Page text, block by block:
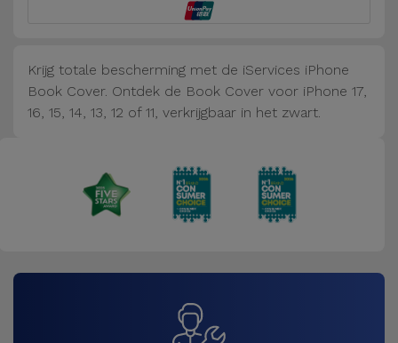
Aaccessoires
iPad en
Krijg totale bescherming met de iServices iPhone
Book Cover. Ontdek de Book Cover voor iPhone 17,
16, 15, 14, 13, 12 of 11, verkrijgbaar in het zwart.